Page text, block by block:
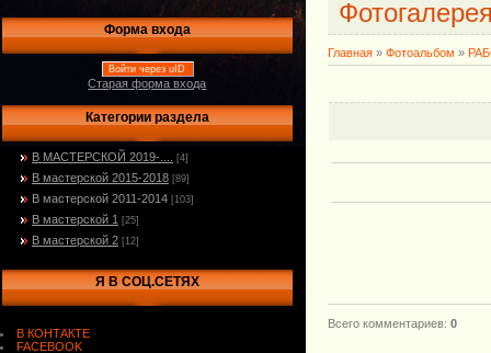
Форма входа
Войти через uID
Старая форма входа
Категории раздела
В МАСТЕРСКОЙ 2019-.... [4]
В мастерской 2015-2018 [89]
В мастерской 2011-2014 [103]
В мастерской 1 [25]
В мастерской 2 [12]
Я В СОЦ.СЕТЯХ
В КОНТАКТЕ
FACEBOOK
Главная » Фотоальбом »
Всего комментариев: 0